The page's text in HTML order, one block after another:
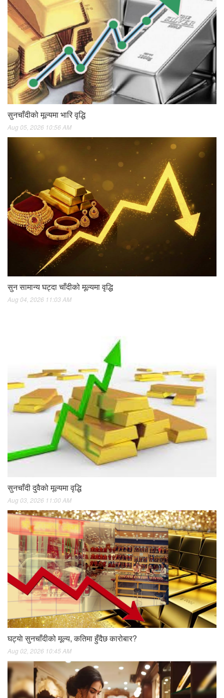
सुनचाँदीको मूल्यमा भारि वृद्धि
Aug 05, 2026 10:56 AM
सुन सामान्य घट्दा चाँदीको मूल्यमा वृद्धि
Aug 04, 2026 11:03 AM
सुनचाँदी दुवैको मूल्यमा वृद्धि
Aug 03, 2026 11:00 AM
घट्याे सुनचाँदीको मूल्य, कतिमा हुँदैछ कारोबार?
Aug 02, 2026 10:45 AM